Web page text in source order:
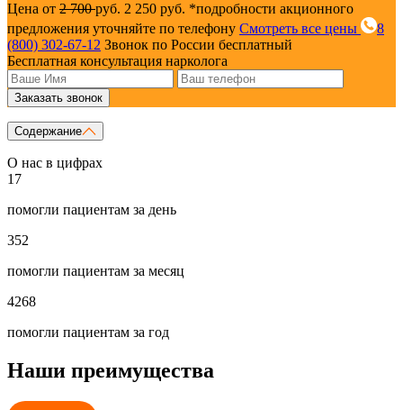
Цена от 2 700руб. 2 250 руб. *подробности акционного
предложения уточняйте по телефону Смотреть все цены
8
(800) 302-67-12 Звонок по России бесплатный
Бесплатная консультация нарколога
Заказать звонок
Содержание
О нас в цифрах
17
помогли пациентам за день
352
помогли пациентам за месяц
4268
помогли пациентам за год
Наши преимущества